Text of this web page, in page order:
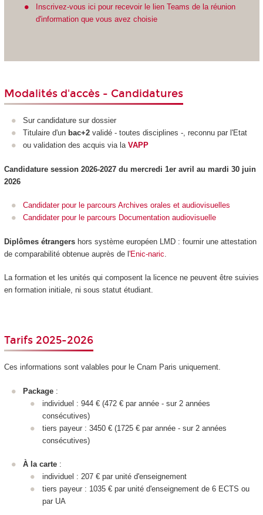
Inscrivez-vous ici pour recevoir le lien Teams de la réunion
d'information que vous avez choisie
Modalités d'accès - Candidatures
Sur candidature sur dossier
Titulaire d'un bac+2 validé - toutes disciplines -, reconnu par l'Etat
ou validation des acquis via la VAPP
Candidature session 2026-2027 du mercredi 1er avril au mardi 30 juin
2026
Candidater pour le parcours Archives orales et audiovisuelles
Candidater pour le parcours Documentation audiovisuelle
Diplômes étrangershors système européen LMD: fournir une attestation
de comparabilité obtenue auprès de l'Enic-naric
La formation et les unités qui composent la licence ne peuvent être suivies
en formation initiale, ni sous statut étudiant.
Tarifs 2025-2026
Ces informations sont valables pour le Cnam Paris uniquement.
Package :
individuel : 944 € (472 € par année - sur 2 années
consécutives)
tiers payeur : 3450 € (1725 € par année - sur 2 années
consécutives)
À la carte :
individuel : 207 € par unité d'enseignement
tiers payeur : 1035 € par unité d'enseignementde 6 ECTS ou
par UA